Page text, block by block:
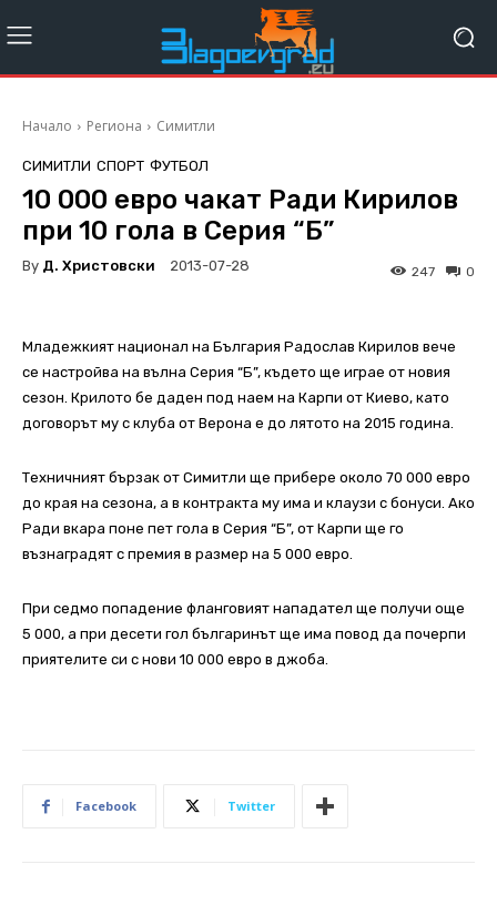
Начало Региона Симитли
СИМИТЛИ СПОРТ ФУТБОЛ
10 000 евро чакат Ради Кирилов
при 10 гола в Серия “Б”
By Д. Христовски 2013-07-28 0
247
Младежкият национал на България Радослав Кирилов вече
се настройва на вълна Серия “Б”, където ще играе от новия
сезон. Крилото бе даден под наем на Карпи от Киево, като
договорът му с клуба от Верона е до лятото на 2015 година.
Техничният бързак от Симитли ще прибере около 70 000 евро
до края на сезона, а в контракта му има и клаузи с бонуси. Ако
Ради вкара поне пет гола в Серия “Б”, от Карпи ще го
възнаградят с премия в размер на 5 000 евро.
При седмо попадение фланговият нападател ще получи още
5 000, а при десети гол българинът ще има повод да почерпи
приятелите си с нови 10 000 евро в джоба.
Facebook Twitter